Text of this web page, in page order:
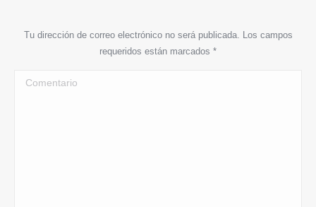
Tu dirección de correo electrónico no será publicada. Los campos
requeridos están marcados *
Comentario